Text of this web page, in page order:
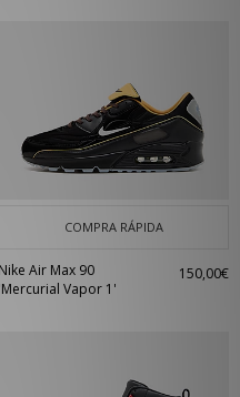
COMPRA RÁPIDA
Nike Air Max 90
'Mercurial Vapor 1'
150,00€